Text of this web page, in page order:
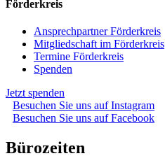
Förderkreis
Ansprechpartner Förderkreis
Mitgliedschaft im Förderkreis
Termine Förderkreis
Spenden
Jetzt spenden
Besuchen Sie uns auf Instagram
Besuchen Sie uns auf Facebook
Bürozeiten